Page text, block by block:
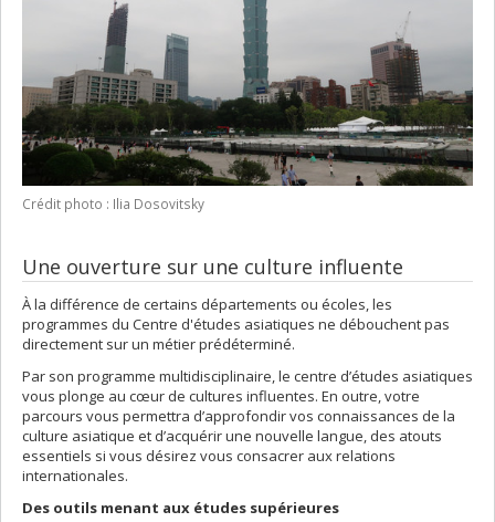
Crédit photo : Ilia Dosovitsky
Une ouverture sur une culture influente
À la différence de certains départements ou écoles, les
programmes du Centre d'études asiatiques ne débouchent pas
directement sur un métier prédéterminé.
Par son programme multidisciplinaire, le centre d’études asiatiques
vous plonge au cœur de cultures influentes. En outre, votre
parcours vous permettra d’approfondir vos connaissances de la
culture asiatique et d’acquérir une nouvelle langue, des atouts
essentiels si vous désirez vous consacrer aux relations
internationales.
Des outils menant aux études supérieures